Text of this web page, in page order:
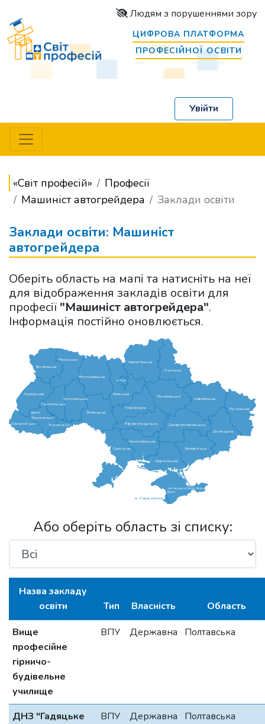
Людям з порушеннями зору
ЦИФРОВА ПЛАТФОРМА
ПРОФЕСІЙНОЇ ОСВІТИ
Увійти
«Світ професій»
Професії
Машиніст автогрейдера
Заклади освіти
Заклади освіти: Машиніст
автогрейдера
Оберіть область на мапі та натисніть на неї
для відображення закладів освіти для
професії "Машиніст автогрейдера".
Інформація постійно оновлюється.
Вінницька
Волинська
Дніпропетровська
Донецька
Житомирська
Закарпатська
Запорізька
Івано-
Франківська
Київська
Кіровоградська
Луганська
Львівська
м.Київ
Миколаївська
Одеська
Полтавська
Рівненська
Сумська
Тернопільська
Харківська
Херсонська
Хмельницька
Черкаська
Чернівецька
Чернігівська
Автономна Республіка
Крим
м. Севастополь
Або оберіть область зі списку:
Назва закладу
освіти
Тип Власність
Область
Вище
професійне
гірничо-
будівельне
училище
ВПУ Державна Полтавська
ДНЗ "Гадяцьке
ВПУ Державна Полтавська